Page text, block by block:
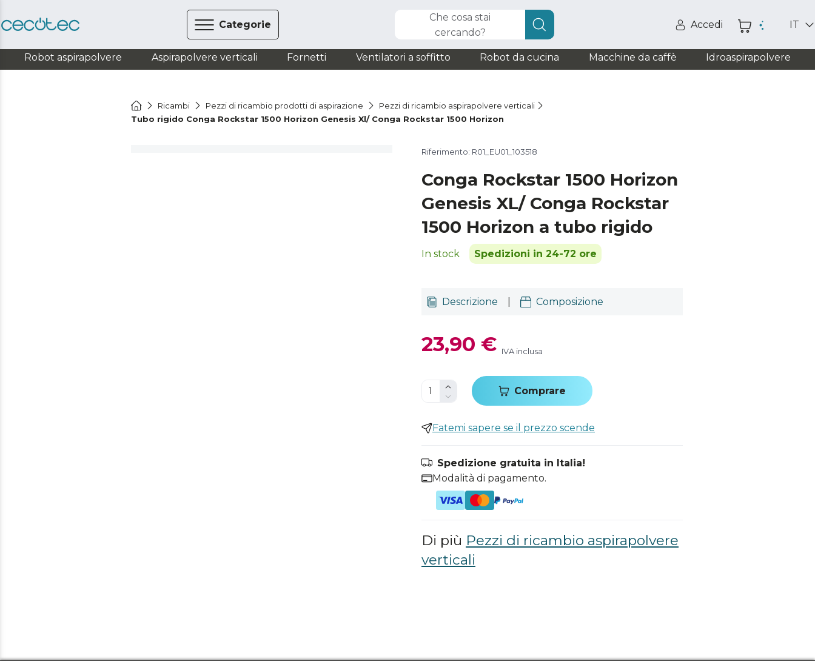
Categorie
Che cosa stai
cercando?
Accedi IT
Robot aspirapolvere Aspirapolvere verticali Fornetti Ventilatori a soffitto Robot da cucina Macchine da caffè Idroaspirapolvere
Ricambi Pezzi di ricambio prodotti di aspirazione
Pezzi di ricambio aspirapolvere verticali
Tubo rigido Conga Rockstar 1500 Horizon Genesis Xl/ Conga Rockstar 1500 Horizon
Riferimento: R01_EU01_103518
Conga Rockstar 1500 Horizon
Genesis XL/ Conga Rockstar
1500 Horizon a tubo rigido
In stock Spedizioni in 24-72 ore
Descrizione Composizione
23,90 € IVA inclusa
Comprare
Fatemi sapere se il prezzo scende
Spedizione gratuita in Italia!
Modalità di pagamento.
Di più Pezzi di ricambio aspirapolvere
verticali